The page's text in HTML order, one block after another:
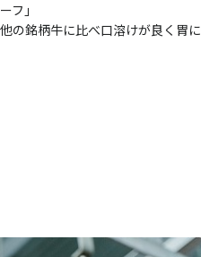
フ」
の銘柄牛に比べ口溶けが良く胃に